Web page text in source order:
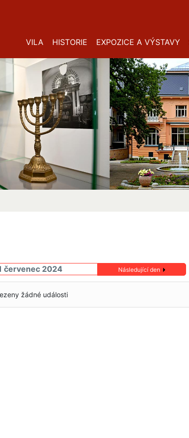
VILA HISTORIE EXPOZICE A VÝSTAVY
červenec 2024 Následující den
žádné události